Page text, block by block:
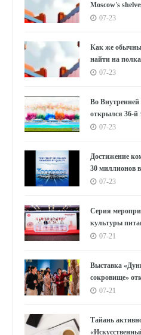
Moscow's
households in
07-23
Как же
найти на
украсить
07-23
Во
открылся 36-й
«Наадам»
07-23
Достижение
30 миллионов
цифры,
07-23
Серия
культуры
вкусы
07-21
Выставка
сокровище»
07-21
Тайань